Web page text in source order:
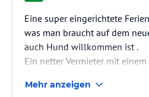
Eine super eingerichtete
was man braucht auf dem
auch Hund willkommen ist .
Ein netter Vermieter mit
Der Ort ist ideal um alles zu
Mehr anzeigen